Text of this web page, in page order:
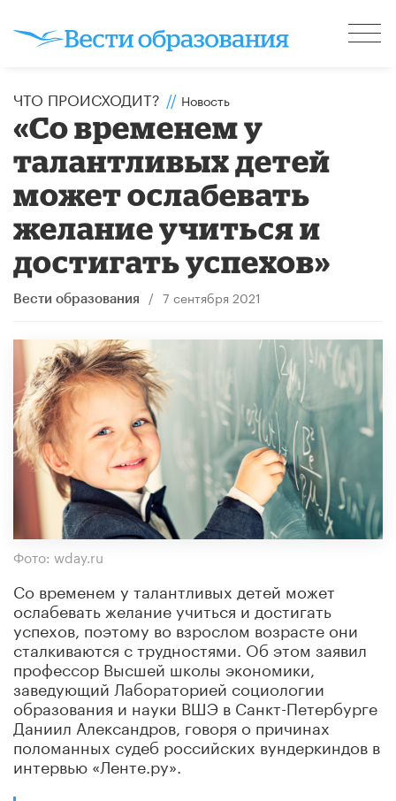
ЧТО ПРОИСХОДИТ? // Новость
«Со временем у
талантливых детей
может ослабевать
желание учиться и
достигать успехов»
Вести образования / 7 сентября 2021
Фото: wday.ru
Со временем у талантливых детей может
ослабевать желание учиться и достигать
успехов, поэтому во взрослом возрасте они
сталкиваются с трудностями. Об этом заявил
профессор Высшей школы экономики,
заведующий Лабораторией социологии
образования и науки ВШЭ в Санкт-Петербурге
Даниил Александров, говоря о причинах
поломанных судеб российских вундеркиндов в
интервью «Ленте.ру».